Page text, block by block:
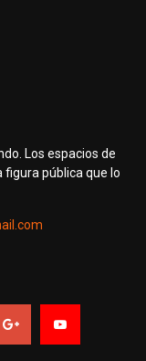
Los espacios de
pública que lo